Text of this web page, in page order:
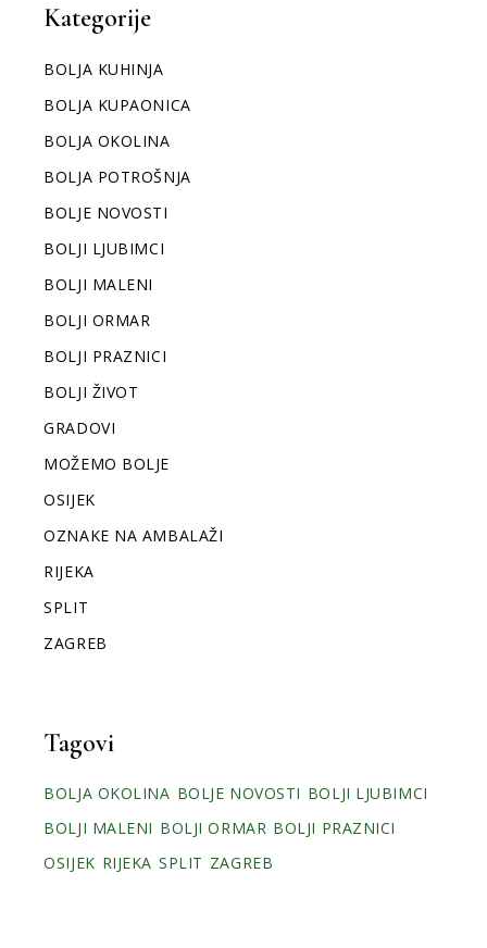
Kategorije
BOLJA KUHINJA
BOLJA KUPAONICA
BOLJA OKOLINA
BOLJA POTROŠNJA
BOLJE NOVOSTI
BOLJI LJUBIMCI
BOLJI MALENI
BOLJI ORMAR
BOLJI PRAZNICI
BOLJI ŽIVOT
GRADOVI
MOŽEMO BOLJE
OSIJEK
OZNAKE NA AMBALAŽI
RIJEKA
SPLIT
ZAGREB
Tagovi
BOLJA OKOLINA BOLJE NOVOSTI BOLJI LJUBIMCI
BOLJI MALENI BOLJI ORMAR BOLJI PRAZNICI
OSIJEK RIJEKA SPLIT ZAGREB